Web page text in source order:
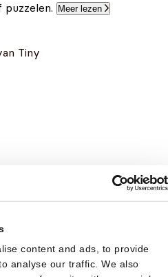
content and ads, to provide
analyse our traffic. We also
Meer lezen
Tiny